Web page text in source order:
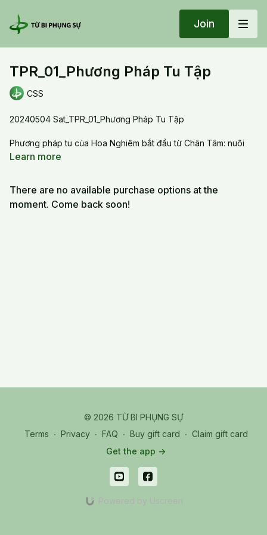
Join
TPR_01_Phương Pháp Tu Tập
CSS
20240504 Sat_TPR_01_Phương Pháp Tu Tập
Phương pháp tu của Hoa Nghiêm bắt đầu từ Chân Tâm: nuôi
dưỡng hạt giống quang minh để trở thành vô lượng quang minh.
Learn more
There are no available purchase options at the
moment. Come back soon!
© 2026 TỪ BI PHỤNG SỰ
Terms ∙ Privacy ∙ FAQ ∙ Buy gift card ∙ Claim gift card
Get the app ->
Powered by Uscreen